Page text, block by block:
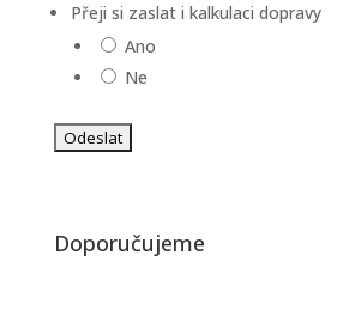
Přeji si zaslat i kalkulaci dopravy
Ano
Ne
Doporučujeme